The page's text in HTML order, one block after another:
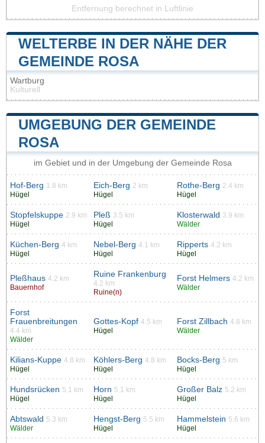
Entfernung berechnet in Luftlinie
WELTERBE IN DER NÄHE DER
GEMEINDE ROSA
Wartburg
Kulturell
UMGEBUNG DER GEMEINDE
ROSA
im Gebiet und in der Umgebung der Gemeinde Rosa
Hof-Berg 1.8 km
Hügel
Eich-Berg 2 km
Hügel
Rothe-Berg 2.4 km
Hügel
Stopfelskuppe 2.9 km
Hügel
Pleß 3.5 km
Hügel
Klosterwald 3.9 km
Wälder
Küchen-Berg 4 km
Hügel
Nebel-Berg 4.1 km
Hügel
Ripperts 4.2 km
Hügel
Pleßhaus 4.2 km
Bauernhof
Ruine Frankenburg
4.2 km
Ruine(n)
Forst Helmers 4.2 km
Wälder
Forst
Frauenbreitungen
4.4 km
Wälder
Gottes-Kopf 4.5 km
Hügel
Forst Zillbach 4.8 km
Wälder
Kilians-Kuppe 4.8 km
Hügel
Köhlers-Berg 4.8 km
Hügel
Bocks-Berg 5 km
Hügel
Hundsrücken 5.1 km
Hügel
Horn 5.1 km
Hügel
Großer Balz 5.2 km
Hügel
Abtswald 5.3 km
Wälder
Hengst-Berg 5.5 km
Hügel
Hammelstein 5.6 km
Hügel